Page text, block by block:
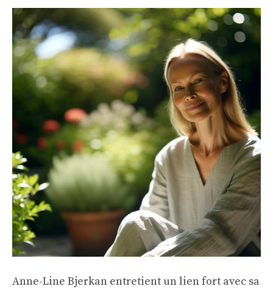
Anne-Line Bjerkan entretient un lien fort avec sa